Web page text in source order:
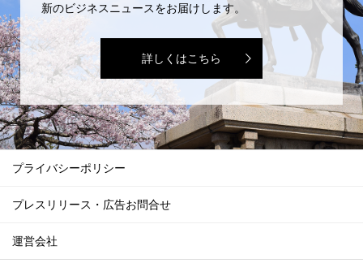
新のビジネスニュースをお届けします。
詳しくはこちら
プライバシーポリシー
プレスリリース・広告お問合せ
運営会社